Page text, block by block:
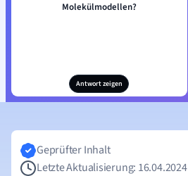
Molekülmodellen?
Antwort zeigen
Geprüfter Inhalt
Letzte Aktualisierung: 16.04.2024